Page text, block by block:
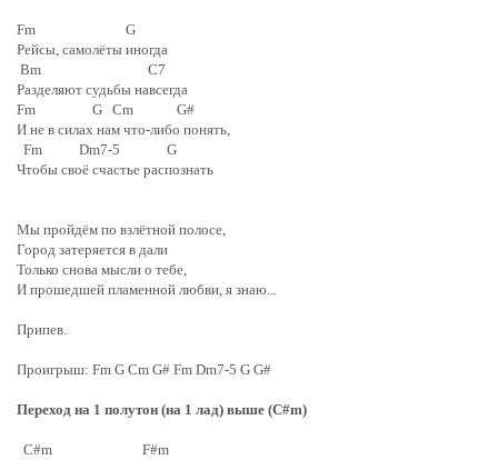
Fm G
Рейсы, самолёты иногда
Bm C7
Разделяют судьбы навсегда
Fm G Cm G#
И не в силах нам что-либо понять,
Fm Dm7-5 G
Чтобы своё счастье распознать
Мы пройдём по взлётной полосе,
Город затеряется в дали
Только снова мысли о тебе,
И прошедшей пламенной любви, я знаю...
Припев.
Проигрыш: Fm G Cm G# Fm Dm7-5 G G#
Переход на 1 полутон (на 1 лад) выше (C#m)
C#m F#m